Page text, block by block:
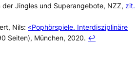
der Jingles und Superangebote, NZZ, zit.
Nils: «Pophörspiele. Interdisziplinäre
Seiten), München, 2020. ↩︎